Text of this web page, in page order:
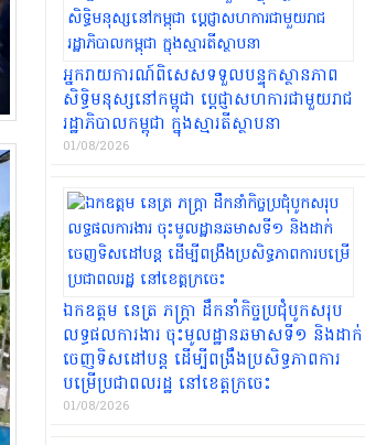
អ្នករាយការណ៍ពិសេសទទួលបន្ទុកស្ថានភាព
សិទ្ធិមនុស្សនៅកម្ពុជា ប្ដេជ្ញាសហការជាមួយរាជ
រដ្ឋាភិបាលកម្ពុជា ក្នុងស្មារតីស្ថាបនា
01/08/2026
ឯកឧត្ដម​ នេត្រ ភក្ត្រា ដឹកនាំកិច្ចប្រជុំបូកសរុប
លទ្ធផលការងារ ចុះមូលដ្ឋានឆមាសទី១ និងដាក់
ចេញទិសដៅបន្ត ដើម្បីពង្រឹងប្រសិទ្ធភាពការ
បម្រើប្រជាពលរដ្ឋ នៅខេត្តក្រចេះ
01/08/2026